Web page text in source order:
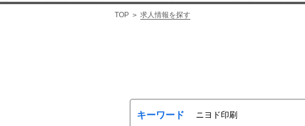
TOP 求人情報を探す
キーワード